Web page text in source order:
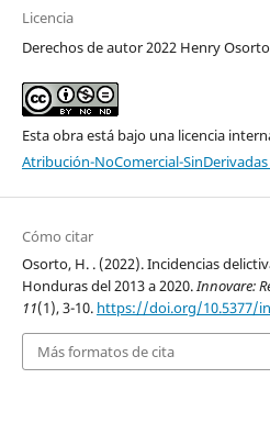
Licencia
Derechos de autor 2022 Henry Osorto
Esta obra está bajo una licencia
Atribución-NoComercial-SinDerivadas
Cómo citar
Osorto, H. . (2022). Incidencias
Honduras del 2013 a 2020.Innovare:
11(1), 3-10. https://doi.org/10.5377/
Más formatos de cita